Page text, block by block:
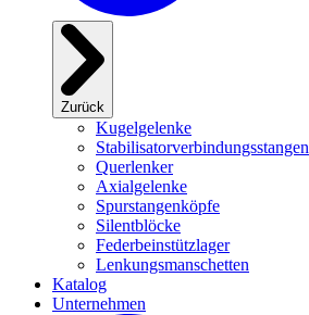
Zurück
Kugelgelenke
Stabilisatorverbindungsstangen
Querlenker
Axialgelenke
Spurstangenköpfe
Silentblöcke
Federbeinstützlager
Lenkungsmanschetten
Katalog
Unternehmen